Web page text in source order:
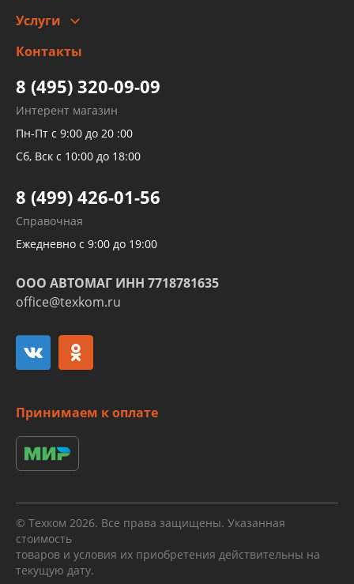
Заправка кондиционера авто
Детейлинг
Услуги
высокого давления
Тормозных трубок
Рукавов гидроусилителей
Рукавов компрессоров и турбин
Трубок кондиционеров
Развертка пайка медных стальных
алюминиевых трубок и штуцеров
Контакты
8 (495) 320-09-09
Интерент магазин
Пн-Пт с 9:00 до 20 :00
Сб, Вск с 10:00 до 18:00
8 (499) 426-01-56
Справочная
Ежедневно с 9:00 до 19:00
ООО АВТОМАГ ИНН 7718781635
office@texkom.ru
Принимаем к оплате
© Техком 2026. Все права защищены. Указанная
стоимость
товаров и условия их приобретения действительны на
текущую дату.